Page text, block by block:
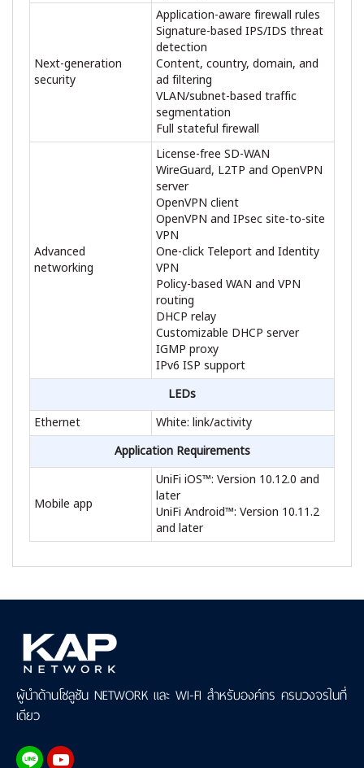
Next-generation
security
Application-aware firewall rules
Signature-based IPS/IDS threat
detection
Content, country, domain, and
ad filtering
VLAN/subnet-based traffic
segmentation
Full stateful firewall
Advanced
networking
License-free SD-WAN
WireGuard, L2TP and OpenVPN
server
OpenVPN client
OpenVPN and IPsec site-to-site
VPN
One-click Teleport and Identity
VPN
Policy-based WAN and VPN
routing
DHCP relay
Customizable DHCP server
IGMP proxy
IPv6 ISP support
LEDs
Ethernet
White: link/activity
Application Requirements
Mobile app
UniFi iOS™: Version 10.12.0 and
later
UniFi Android™: Version 10.11.2
and later
ผู้นำด้านโซลูชัน NETWORK และ WI-FI สำหรับองค์กร ครบวงจรในที่
เดียว